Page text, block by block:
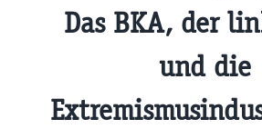
Das BKA, der
und die